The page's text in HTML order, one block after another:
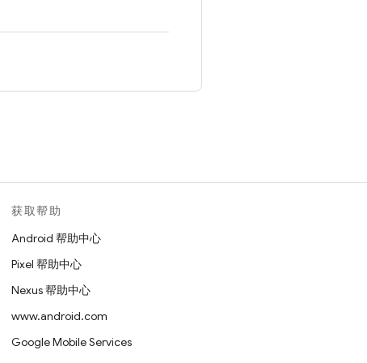
获取帮助
Android 帮助中心
Pixel 帮助中心
Nexus 帮助中心
www.android.com
Google Mobile Services